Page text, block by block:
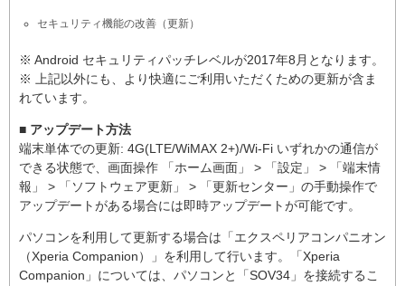
セキュリティ機能の改善（更新）
※ Android セキュリティパッチレベルが2017年8月となります。
※ 上記以外にも、より快適にご利用いただくための更新が含ま
れています。
■ アップデート方法
端末単体での更新: 4G(LTE/WiMAX 2+)/Wi-Fi いずれかの通信が
できる状態で、画面操作 「ホーム画面」 > 「設定」 > 「端末情
報」 > 「ソフトウェア更新」 > 「更新センター」の手動操作で
アップデートがある場合には即時アップデートが可能です。
パソコンを利用して更新する場合は「エクスペリアコンパニオン
（Xperia Companion）」を利用して行います。「Xperia
Companion」については、パソコンと「SOV34」を接続するこ